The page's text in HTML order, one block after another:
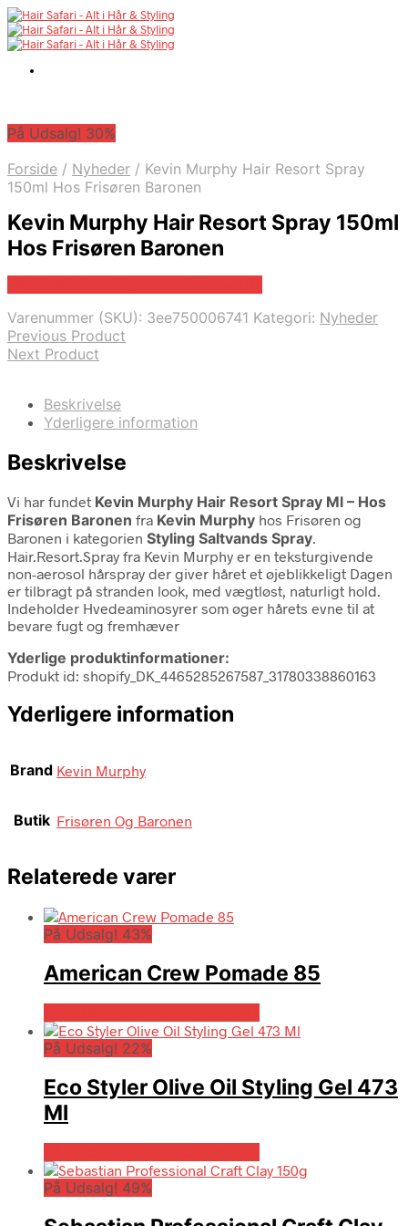
På Udsalg! 30%
Forside / Nyheder / Kevin Murphy Hair Resort Spray
150ml Hos Frisøren Baronen
Kevin Murphy Hair Resort Spray 150ml
Hos Frisøren Baronen
Varenummer (SKU): 3ee750006741 Kategori: Nyheder
Previous Product
Next Product
Beskrivelse
Yderligere information
Beskrivelse
Vi har fundet Kevin Murphy Hair Resort Spray Ml – Hos
Frisøren Baronen fra Kevin Murphy hos Frisøren og
Baronen i kategorien Styling Saltvands Spray.
Hair.Resort.Spray fra Kevin Murphy er en teksturgivende
non-aerosol hårspray der giver håret et øjeblikkeligt Dagen
er tilbragt på stranden look, med vægtløst, naturligt hold.
Indeholder Hvedeaminosyrer som øger hårets evne til at
bevare fugt og fremhæver
Yderlige produktinformationer:
Produkt id: shopify_DK_4465285267587_31780338860163
Yderligere information
Brand Kevin Murphy
Butik Frisøren Og Baronen
Relaterede varer
På Udsalg! 43%
American Crew Pomade 85
På Udsalg! 22%
Eco Styler Olive Oil Styling Gel 473
Ml
På Udsalg! 49%